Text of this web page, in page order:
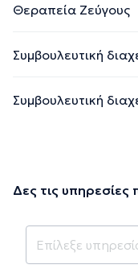
Θεραπεία Ζεύγους
Συμβουλευτική
Συμβουλευτική
Δες τις